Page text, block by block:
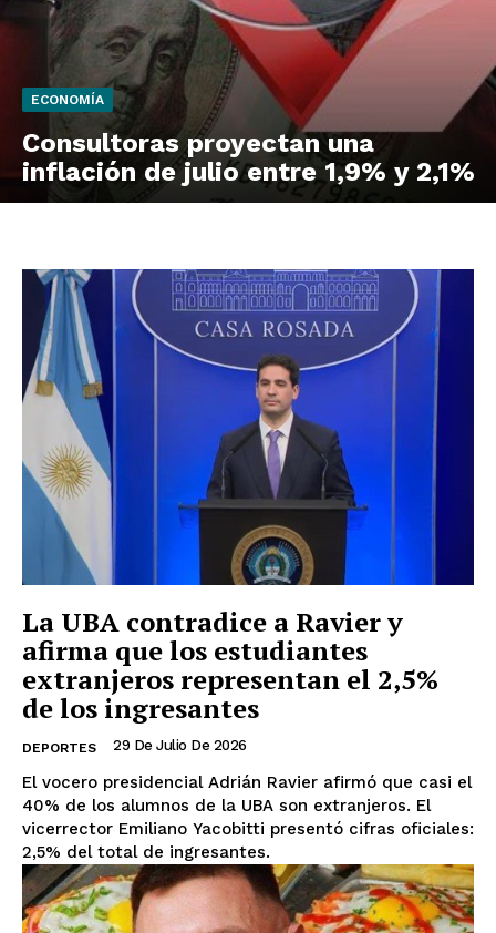
ECONOMÍA
Consultoras proyectan una
inflación de julio entre 1,9% y 2,1%
La UBA contradice a Ravier y
afirma que los estudiantes
extranjeros representan el 2,5%
de los ingresantes
DEPORTES 29 De Julio De 2026
El vocero presidencial Adrián Ravier afirmó que casi el
40% de los alumnos de la UBA son extranjeros. El
vicerrector Emiliano Yacobitti presentó cifras oficiales:
2,5% del total de ingresantes.